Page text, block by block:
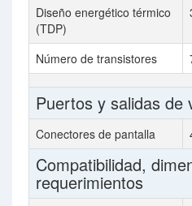
Diseño energético térmico
(TDP)
Número de transistores
Puertos y salidas de
Conectores de pantalla
Compatibilidad,
requerimientos